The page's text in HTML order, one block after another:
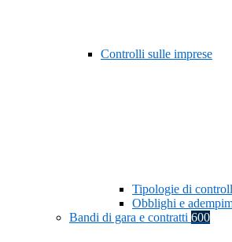
Controlli sulle imprese
Tipologie di
Obblighi e
Bandi di gara e contratti 600